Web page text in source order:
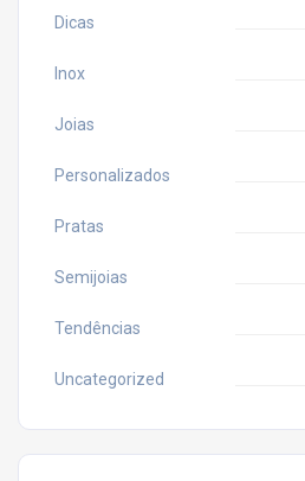
Dicas
Inox
Joias
Personalizados
Pratas
Semijoias
Tendências
Uncategorized